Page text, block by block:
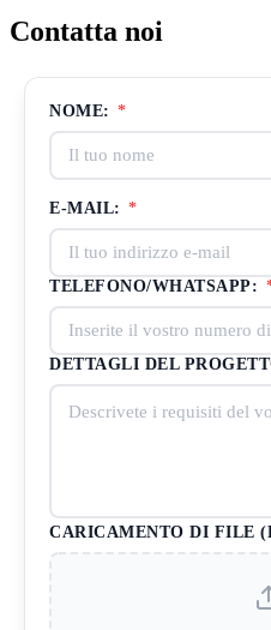
Contatta noi
NOME: *
E-MAIL: *
TELEFONO/WHATSAPP:
DETTAGLI DEL
CARICAMENTO DI FILE